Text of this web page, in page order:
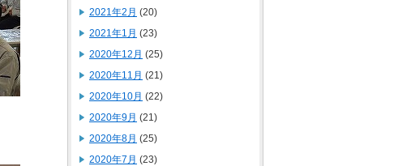
2021年2月 (20)
2021年1月 (23)
2020年12月 (25)
2020年11月 (21)
2020年10月 (22)
2020年9月 (21)
2020年8月 (25)
2020年7月 (23)